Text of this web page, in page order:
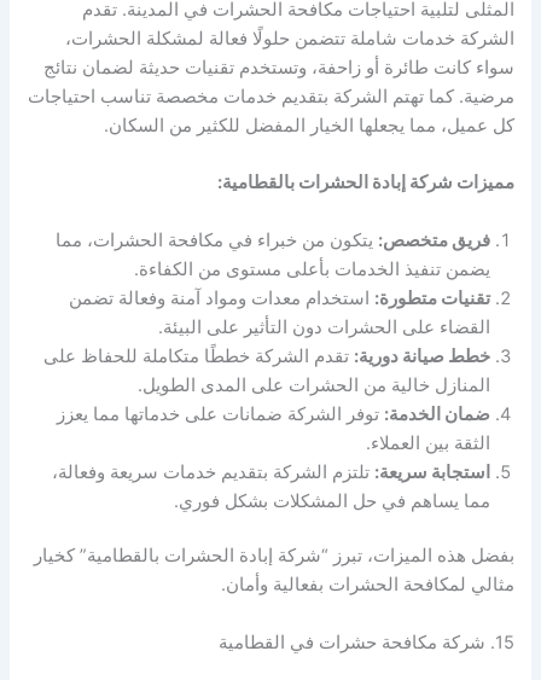
المثلى لتلبية احتياجات مكافحة الحشرات في المدينة. تقدم
الشركة خدمات شاملة تتضمن حلولًا فعالة لمشكلة الحشرات،
سواء كانت طائرة أو زاحفة، وتستخدم تقنيات حديثة لضمان نتائج
مرضية. كما تهتم الشركة بتقديم خدمات مخصصة تناسب احتياجات
كل عميل، مما يجعلها الخيار المفضل للكثير من السكان.
مميزات شركة إبادة الحشرات بالقطامية:
فريق متخصص: يتكون من خبراء في مكافحة الحشرات، مما
يضمن تنفيذ الخدمات بأعلى مستوى من الكفاءة.
تقنيات متطورة: استخدام معدات ومواد آمنة وفعالة تضمن
القضاء على الحشرات دون التأثير على البيئة.
خطط صيانة دورية: تقدم الشركة خططًا متكاملة للحفاظ على
المنازل خالية من الحشرات على المدى الطويل.
ضمان الخدمة: توفر الشركة ضمانات على خدماتها مما يعزز
الثقة بين العملاء.
استجابة سريعة: تلتزم الشركة بتقديم خدمات سريعة وفعالة،
مما يساهم في حل المشكلات بشكل فوري.
بفضل هذه الميزات، تبرز “شركة إبادة الحشرات بالقطامية” كخيار
مثالي لمكافحة الحشرات بفعالية وأمان.
15. شركة مكافحة حشرات في القطامية